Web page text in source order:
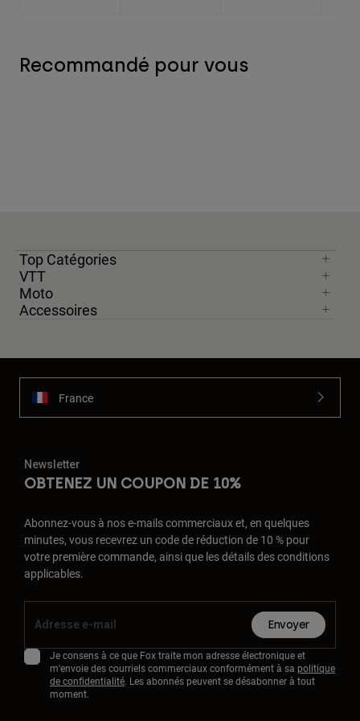
Recommandé pour vous
Top Catégories
VTT
Moto
Accessoires
France
Newsletter
OBTENEZ UN COUPON DE 10%
Abonnez-vous à nos e-mails commerciaux et, en quelques
minutes, vous recevrez un code de réduction de 10 % pour
votre première commande, ainsi que les détails des conditions
applicables.
Envoyer
Je consens à ce que Fox traite mon adresse électronique et
m'envoie des courriels commerciaux conformément à sa politique
de confidentialité. Les abonnés peuvent se désabonner à tout
moment.